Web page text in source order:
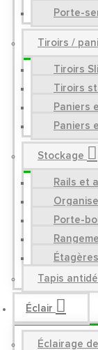
Porte-
Tiroirs /
Tiroirs
Tiroirs
Paniers
Paniers
Stockage
Rails et
Porte-
Tapis
Éclair
Éclairage